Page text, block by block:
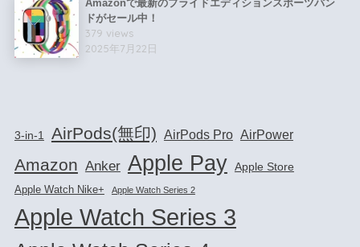
Amazonで最新のプライドエディションスポーツバン
ドがセール中！
379 views
2025年7月22日
3-in-1 AirPods(無印) AirPods Pro AirPower
Amazon Anker Apple Pay Apple Store
Apple Watch Nike+ Apple Watch Series 2
Apple Watch Series 3